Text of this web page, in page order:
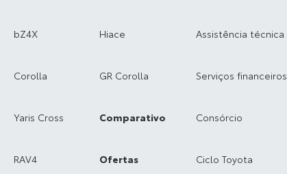
bZ4X
Corolla
Yaris Cross
RAV4
Hiace
GR Corolla
Comparativo
Ofertas
Assistência técnica
Serviços financeiros
Consórcio
Ciclo Toyota